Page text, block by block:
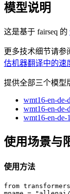
模型说明
这是基于 fairseq 的
更多技术细节请参
估机器翻译中的速
提供全部三个模型
wmt16-en-de-
wmt16-en-de-
wmt16-en-de-
使用场景与
使用方法
from